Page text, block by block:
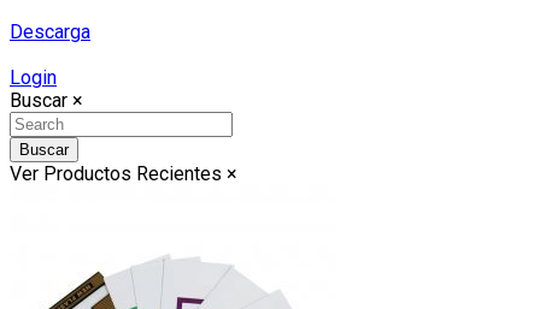
Descarga
Login
Buscar ×
Buscar
Ver Productos Recientes ×